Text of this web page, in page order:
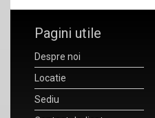
Pagini utile
Despre noi
Locatie
Sediu